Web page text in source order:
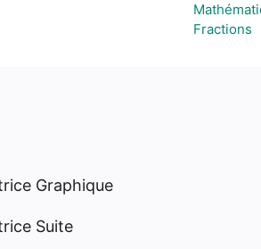
Fractions
Graphique
Suite